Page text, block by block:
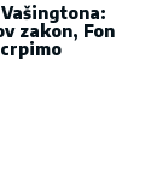
zakon, Fon